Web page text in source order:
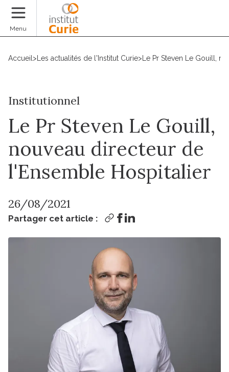
Menu
Accueil > Les actualités de l'Institut Curie> Le Pr Steven Le Gouill,
Institutionnel
Le Pr Steven Le Gouill,
nouveau directeur de
l'Ensemble Hospitalier
26/08/2021
Partager cet article :